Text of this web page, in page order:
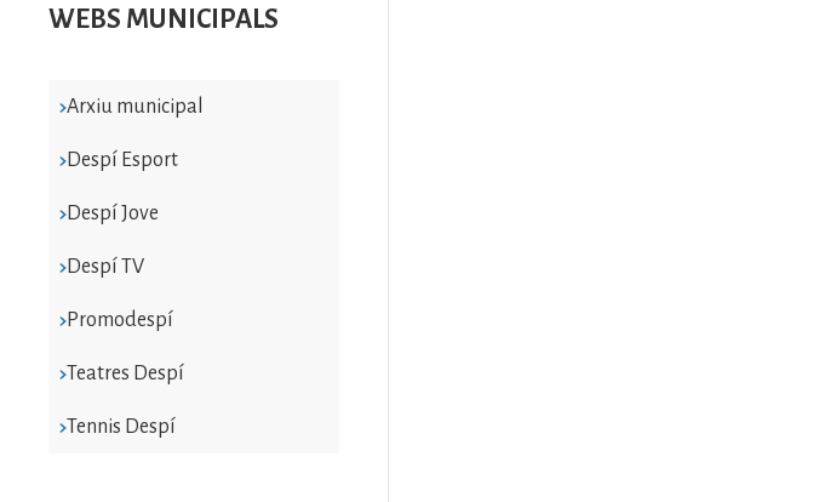
WEBS MUNICIPALS
Arxiu municipal
Despí Esport
Despí Jove
Despí TV
Promodespí
Teatres Despí
Tennis Despí